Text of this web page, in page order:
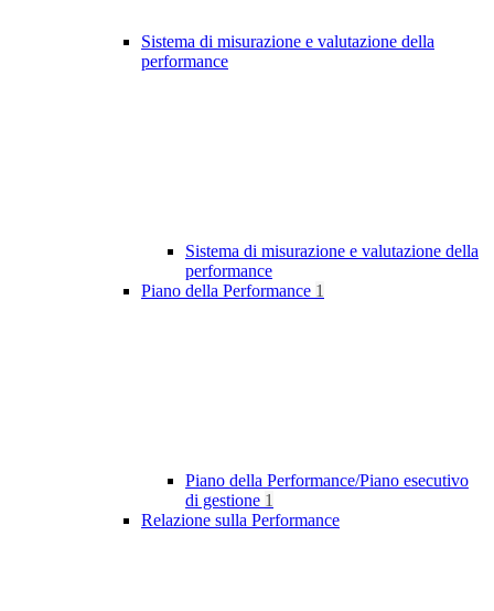
Sistema di misurazione e valutazione della
performance
Sistema di misurazione e valutazione della
performance
Piano della Performance 1
Piano della Performance/Piano esecutivo
di gestione 1
Relazione sulla Performance